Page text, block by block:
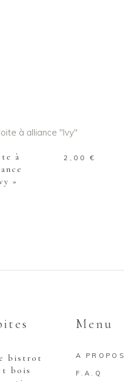
AU PANIER
à
»
2,00€
bistrot
bois
Menu
A PROPOS
F.A.Q